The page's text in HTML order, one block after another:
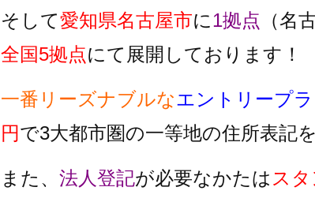
そして愛知県名古屋市に1拠点 （名
全国5拠点にて展開しております！
一番リーズナブルなエントリープ
円で3大都市圏の一等地の住所表記
また、 法人登記が必要なかたは ス